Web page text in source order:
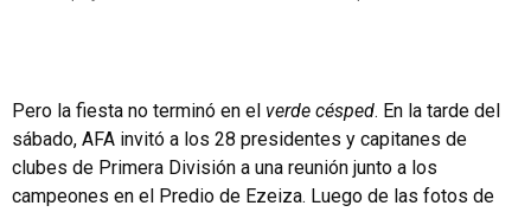
Pero la fiesta no terminó en el verde césped. En la tarde del
sábado, AFA invitó a los 28 presidentes y capitanes de
clubes de Primera División a una reunión junto a los
campeones en el Predio de Ezeiza. Luego de las fotos de